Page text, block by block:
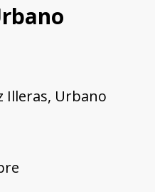
Illeras, Urbano